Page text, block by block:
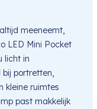
meeneemt,
LED Mini Pocket
licht in
portretten,
kleine ruimtes
past makkelijk